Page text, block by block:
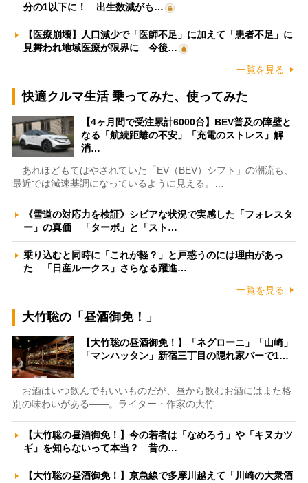
分の1以下に！ 出生数減がも…
【医療崩壊】人口減少で「医師不足」に加えて「患者不足」に
見舞われ地域医療が限界に 今後…
一覧を見る
快適クルマ生活 乗ってみた、使ってみた
【4ヶ月間で受注累計6000台】BEV普及の障壁と
なる「航続距離の不安」「充電のストレス」解
消…
あれほどもてはやされていた「EV（BEV）シフト」の潮流も、
最近では減速基調になっているように見える。…
《雪道の対応力を検証》シビアな状況で実感した「フォレスタ
ー」の真価 「ターボ」と「スト…
乗り込むと同時に「これが軽？」と戸惑うのには理由があっ
た 「日産ルークス」さらなる躍進…
一覧を見る
大竹聡の「昼酒御免！」
【大竹聡の昼酒御免！】「ネグローニ」「山崎」
「マンハッタン」新宿三丁目の隠れ家バーで1…
お酒はいつ飲んでもいいものだが、昼から飲むお酒にはまた格
別の味わいがある――。ライター・作家の大竹…
【大竹聡の昼酒御免！】今の若者は「なめろう」や「キヌカツ
ギ」を知らないって本当？ 昔の…
【大竹聡の昼酒御免！】京急線で多摩川越えて「川崎の大衆酒